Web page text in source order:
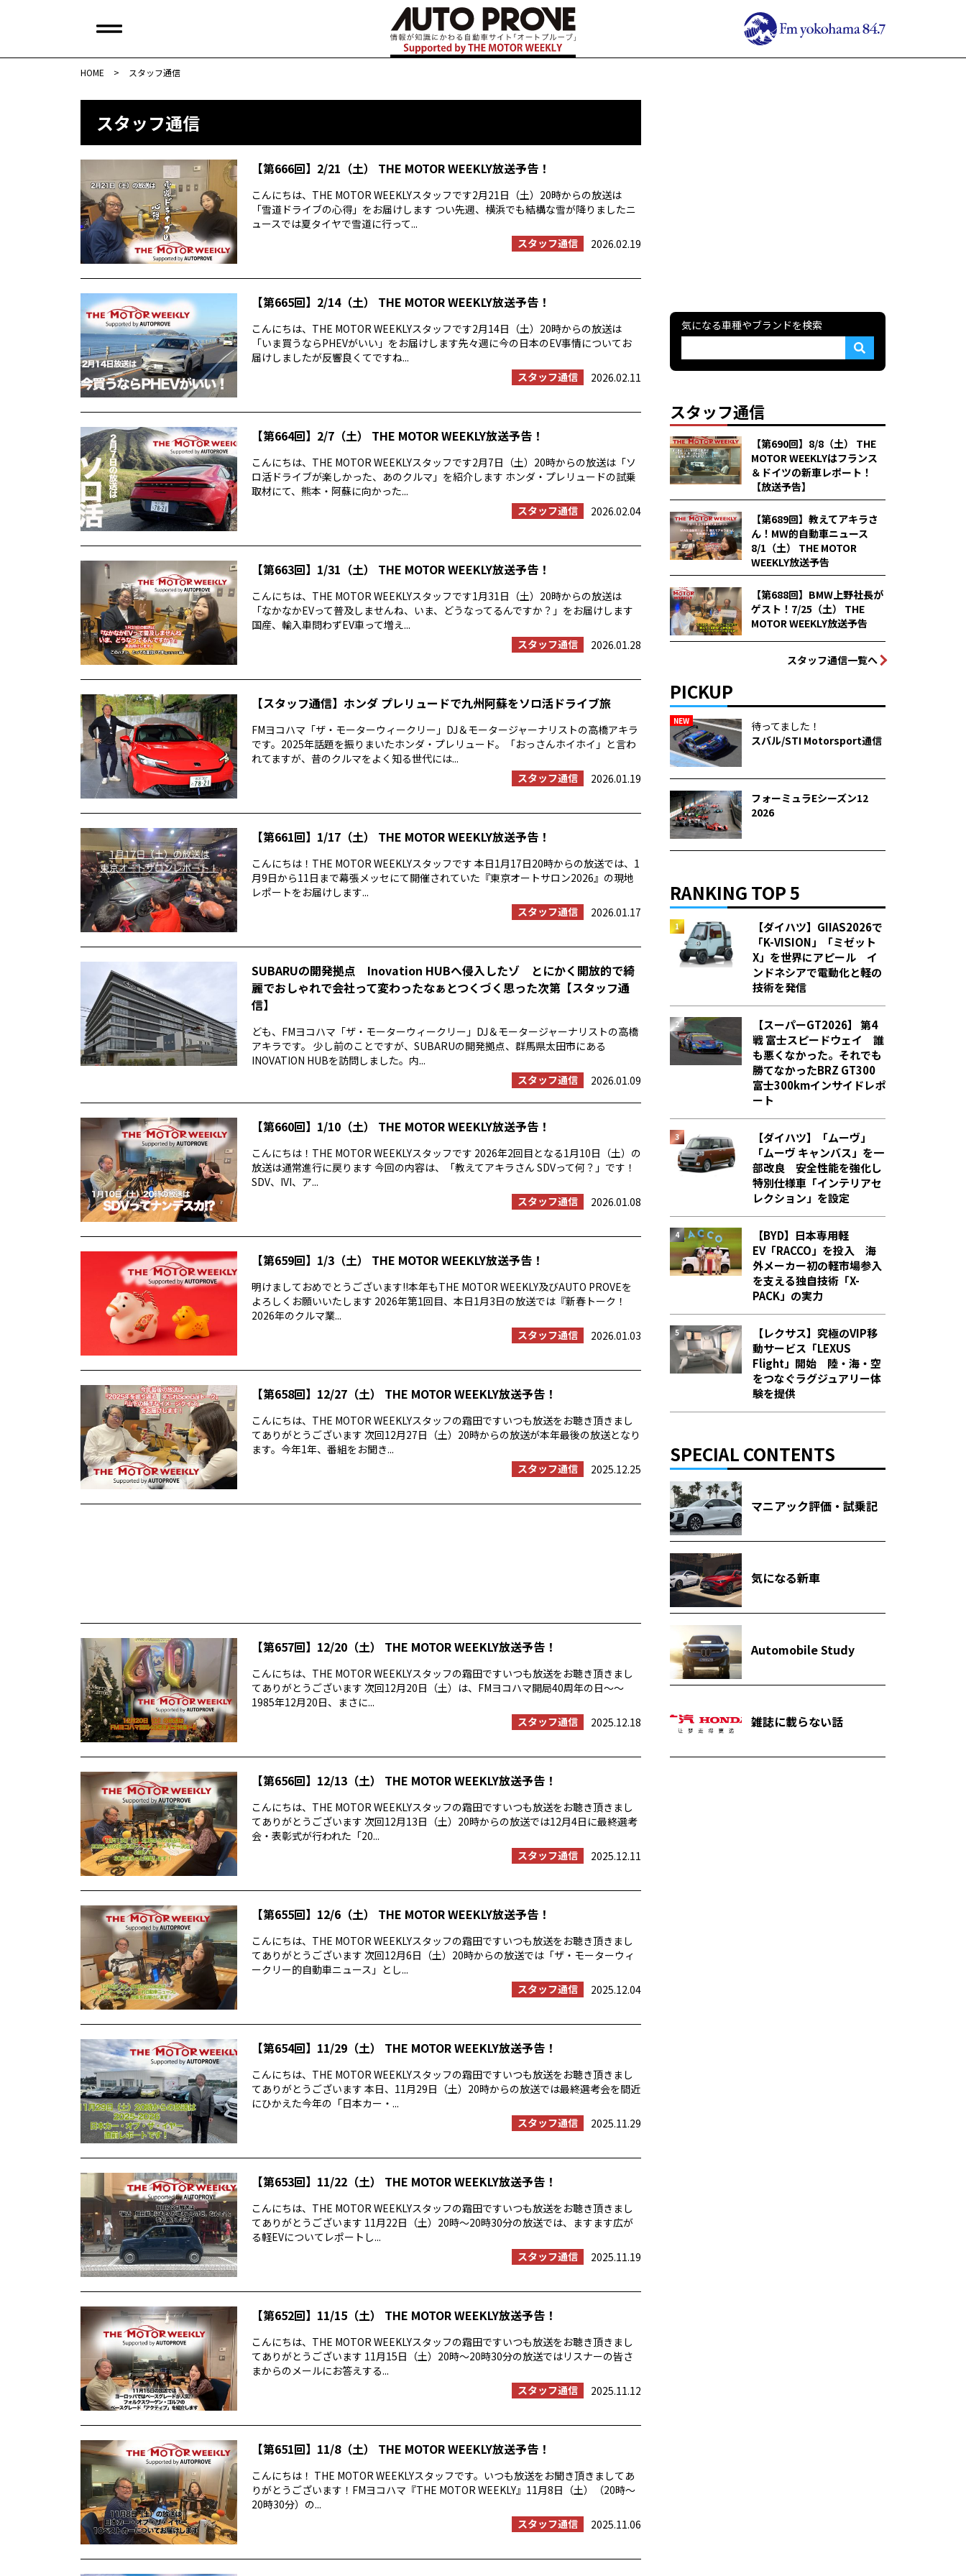
HOME > スタッフ通信
スタッフ通信
【第666回】2/21（土） THE MOTOR WEEKLY放送予告！
こんにちは、THE MOTOR WEEKLYスタッフです2月21日（土）20時からの放送は
「雪道ドライブの心得」をお届けします つい先週、横浜でも結構な雪が降りましたニ
ュースでは夏タイヤで雪道に行って...
スタッフ通信
2026.02.19
【第665回】2/14（土） THE MOTOR WEEKLY放送予告！
こんにちは、THE MOTOR WEEKLYスタッフです2月14日（土）20時からの放送は
「いま買うならPHEVがいい」をお届けします先々週に今の日本のEV事情についてお
届けしましたが反響良くてですね...
スタッフ通信
2026.02.11
【第664回】2/7（土） THE MOTOR WEEKLY放送予告！
こんにちは、THE MOTOR WEEKLYスタッフです2月7日（土）20時からの放送は「ソ
ロ活ドライブが楽しかった、あのクルマ」を紹介します ホンダ・プレリュードの試乗
取材にて、熊本・阿蘇に向かった...
スタッフ通信
2026.02.04
【第663回】1/31（土） THE MOTOR WEEKLY放送予告！
こんにちは、THE MOTOR WEEKLYスタッフです1月31日（土）20時からの放送は
「なかなかEVって普及しませんね、いま、どうなってるんですか？」をお届けします
国産、輸入車問わずEV車って増え...
スタッフ通信
2026.01.28
【スタッフ通信】ホンダ プレリュードで九州阿蘇をソロ活ドライブ旅
FMヨコハマ「ザ・モーターウィークリー」DJ＆モータージャーナリストの高橋アキラ
です。2025年話題を振りまいたホンダ・プレリュード。「おっさんホイホイ」と言わ
れてますが、昔のクルマをよく知る世代には...
スタッフ通信
2026.01.19
【第661回】1/17（土） THE MOTOR WEEKLY放送予告！
こんにちは！THE MOTOR WEEKLYスタッフです 本日1月17日20時からの放送では、1
月9日から11日まで幕張メッセにて開催されていた『東京オートサロン2026』の現地
レポートをお届けします...
スタッフ通信
2026.01.17
SUBARUの開発拠点 Inovation HUBへ侵入したゾ とにかく開放的で綺
麗でおしゃれで会社って変わったなぁとつくづく思った次第【スタッフ通
信】
ども、FMヨコハマ「ザ・モーターウィークリー」DJ＆モータージャーナリストの高橋
アキラです。 少し前のことですが、SUBARUの開発拠点、群馬県太田市にある
INOVATION HUBを訪問しました。内...
スタッフ通信
2026.01.09
【第660回】1/10（土） THE MOTOR WEEKLY放送予告！
こんにちは！THE MOTOR WEEKLYスタッフです 2026年2回目となる1月10日（土）の
放送は通常進行に戻ります 今回の内容は、「教えてアキラさん SDVって何？」です！
SDV、IVI、ア...
スタッフ通信
2026.01.08
【第659回】1/3（土） THE MOTOR WEEKLY放送予告！
明けましておめでとうございます!!本年もTHE MOTOR WEEKLY及びAUTO PROVEを
よろしくお願いいたします 2026年第1回目、本日1月3日の放送では『新春トーク！
2026年のクルマ業...
スタッフ通信
2026.01.03
【第658回】12/27（土） THE MOTOR WEEKLY放送予告！
こんにちは、THE MOTOR WEEKLYスタッフの霜田ですいつも放送をお聴き頂きまし
てありがとうございます 次回12月27日（土）20時からの放送が本年最後の放送となり
ます。今年1年、番組をお聞き...
スタッフ通信
2025.12.25
【第657回】12/20（土） THE MOTOR WEEKLY放送予告！
こんにちは、THE MOTOR WEEKLYスタッフの霜田ですいつも放送をお聴き頂きまし
てありがとうございます 次回12月20日（土）は、FMヨコハマ開局40周年の日〜〜
1985年12月20日、まさに...
スタッフ通信
2025.12.18
【第656回】12/13（土） THE MOTOR WEEKLY放送予告！
こんにちは、THE MOTOR WEEKLYスタッフの霜田ですいつも放送をお聴き頂きまし
てありがとうございます 次回12月13日（土）20時からの放送では12月4日に最終選考
会・表彰式が行われた「20...
スタッフ通信
2025.12.11
【第655回】12/6（土） THE MOTOR WEEKLY放送予告！
こんにちは、THE MOTOR WEEKLYスタッフの霜田ですいつも放送をお聴き頂きまし
てありがとうございます 次回12月6日（土）20時からの放送では「ザ・モーターウィ
ークリー的自動車ニュース」とし...
スタッフ通信
2025.12.04
【第654回】11/29（土） THE MOTOR WEEKLY放送予告！
こんにちは、THE MOTOR WEEKLYスタッフの霜田ですいつも放送をお聴き頂きまし
てありがとうございます 本日、11月29日（土）20時からの放送では最終選考会を間近
にひかえた今年の「日本カー・...
スタッフ通信
2025.11.29
【第653回】11/22（土） THE MOTOR WEEKLY放送予告！
こんにちは、THE MOTOR WEEKLYスタッフの霜田ですいつも放送をお聴き頂きまし
てありがとうございます 11月22日（土）20時〜20時30分の放送では、ますます広が
る軽EVについてレポートし...
スタッフ通信
2025.11.19
【第652回】11/15（土） THE MOTOR WEEKLY放送予告！
こんにちは、THE MOTOR WEEKLYスタッフの霜田ですいつも放送をお聴き頂きまし
てありがとうございます 11月15日（土）20時〜20時30分の放送ではリスナーの皆さ
まからのメールにお答えする...
スタッフ通信
2025.11.12
【第651回】11/8（土） THE MOTOR WEEKLY放送予告！
こんにちは！ THE MOTOR WEEKLYスタッフです。いつも放送をお聞き頂きましてあ
りがとうございます！FMヨコハマ『THE MOTOR WEEKLY』11月8日（土）（20時〜
20時30分）の...
スタッフ通信
2025.11.06
気になる車種やブランドを検索
スタッフ通信
【第690回】8/8（土） THE
MOTOR WEEKLYはフランス
＆ドイツの新車レポート！
【放送予告】
【第689回】教えてアキラさ
ん！MW的自動車ニュース
8/1（土） THE MOTOR
WEEKLY放送予告
【第688回】BMW上野社長が
ゲスト！7/25（土） THE
MOTOR WEEKLY放送予告
スタッフ通信一覧へ
PICKUP
NEW
待ってました！
スバル/STI Motorsport通信
フォーミュラEシーズン12
2026
RANKING TOP 5
【ダイハツ】GIIAS2026で
「K-VISION」「ミゼット
X」を世界にアピール イ
ンドネシアで電動化と軽の
技術を発信
【スーパーGT2026】 第4
戦 富士スピードウェイ 誰
も悪くなかった。それでも
勝てなかった――BRZ GT300
富士300kmインサイドレポ
ート
【ダイハツ】「ムーヴ」
「ムーヴ キャンバス」を一
部改良 安全性能を強化し
特別仕様車「インテリアセ
レクション」を設定
【BYD】日本専用軽
EV「RACCO」を投入 海
外メーカー初の軽市場参入
を支える独自技術「X-
PACK」の実力
【レクサス】究極のVIP移
動サービス「LEXUS
Flight」開始 陸・海・空
をつなぐラグジュアリー体
験を提供
SPECIAL CONTENTS
マニアック評価・試乗記
気になる新車
Automobile Study
雑誌に載らない話